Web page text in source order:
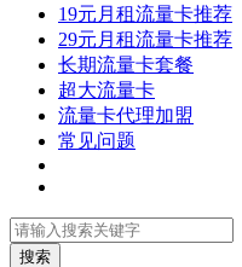
19元月租流量卡推荐
29元月租流量卡推荐
长期流量卡套餐
超大流量卡
流量卡代理加盟
常见问题
搜索